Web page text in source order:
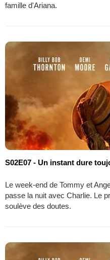
famille d'Ariana.
S02E07 - Un instant dure
Le week-end de Tommy et
passe la nuit avec Charlie. Le
soulève des doutes.